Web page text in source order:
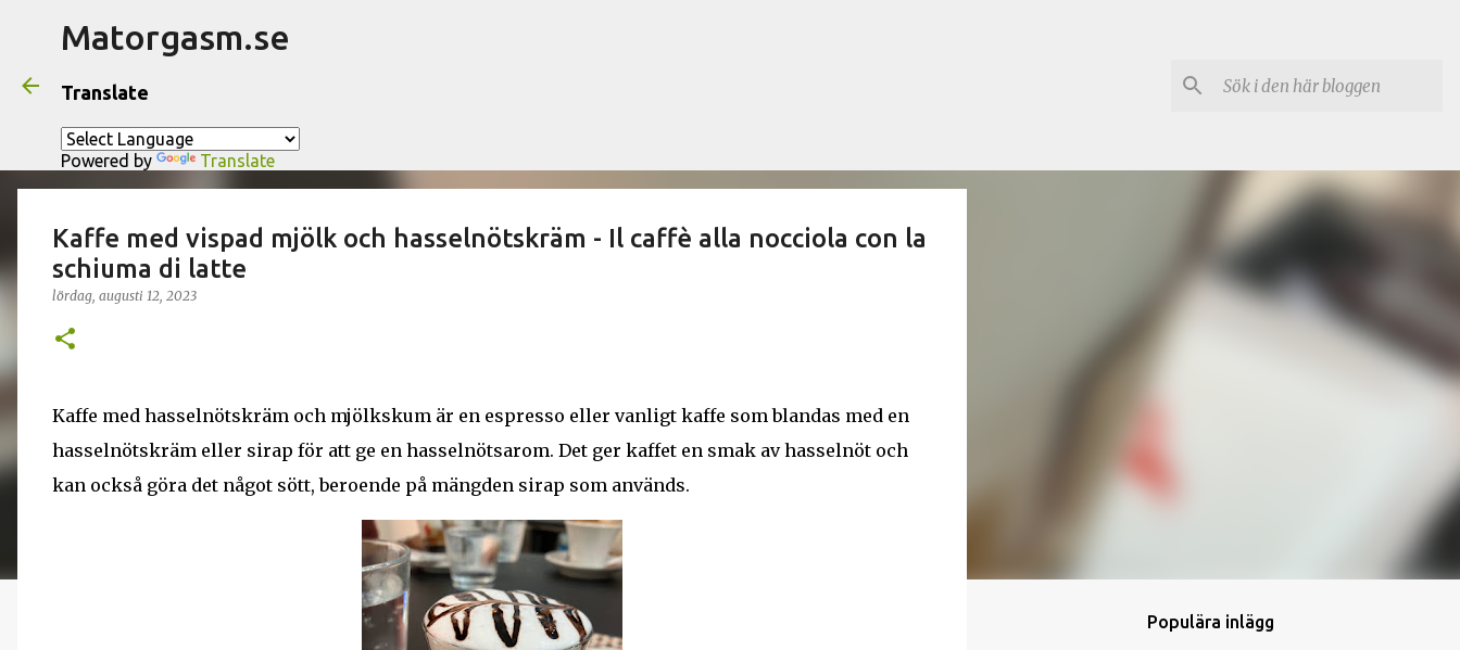
Matorgasm.se
Translate
Powered by Translate
Kaffe med vispad mjölk och hasselnötskräm - Il caffè alla nocciola con la
schiuma di latte
lördag, augusti 12, 2023
Kaffe med hasselnötskräm och mjölkskum är en espresso eller vanligt kaffe som blandas med en
hasselnötskräm eller sirap för att ge en hasselnötsarom. Det ger kaffet en smak av hasselnöt och
kan också göra det något sött, beroende på mängden sirap som används.
Populära inlägg